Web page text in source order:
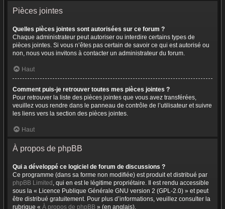
Pièces jointes
Quelles pièces jointes sont autorisées sur ce forum ?
Chaque administrateur peut autoriser ou interdire certains types de
pièces jointes. Si vous n’êtes pas certain de savoir ce qui est autorisé ou
non, nous vous invitons à contacter un administrateur du forum.
Haut
Comment puis-je retrouver toutes mes pièces jointes ?
Pour retrouver la liste des pièces jointes que vous avez transférées,
veuillez vous rendre dans le panneau de contrôle de l’utilisateur et suivre
les liens vers la section des pièces jointes.
Haut
À propos de phpBB
Qui a développé ce logiciel de forum de discussions ?
Ce programme (dans sa forme non modifiée) est produit et distribué par
phpBB Limited , qui en est le légitime propriétaire. Il est rendu accessible
sous la « Licence Publique Générale GNU version 2 (GPL-2.0) » et peut
être distribué gratuitement. Pour plus d’informations, veuillez consulter la
rubrique « À propos de phpBB » (en anglais).